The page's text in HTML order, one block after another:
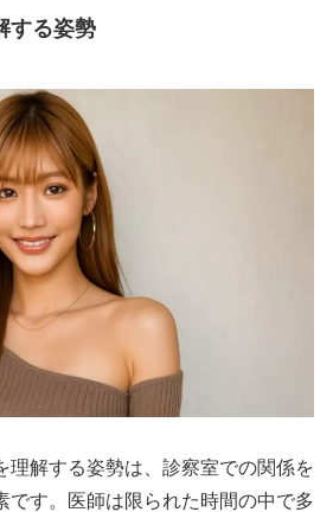
する姿勢
理解する姿勢は、診察室での関係を
です。医師は限られた時間の中で多